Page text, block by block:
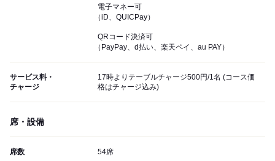
電子マネー可
（iD、QUICPay）
QRコード決済可
（PayPay、d払い、楽天ペイ、au PAY）
サービス料・
チャージ
17時よりテーブルチャージ500円/1名 (コース価
格はチャージ込み)
席・設備
席数 54席